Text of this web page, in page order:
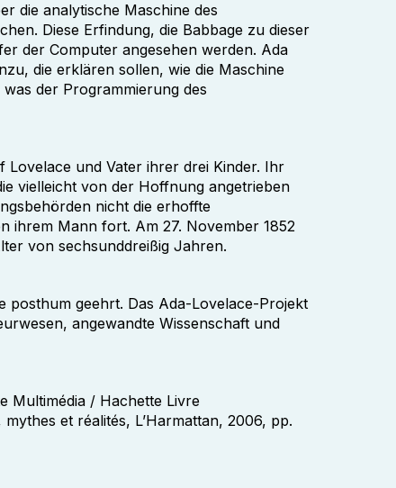
die analytische Maschine des
Diese Erfindung, die Babbage zu dieser
der Computer angesehen werden. Ada
die erklären sollen, wie die Maschine
der Programmierung des
Lovelace und Vater ihrer drei Kinder. Ihr
vielleicht von der Hoffnung angetrieben
nicht die erhoffte
ihrem Mann fort. Am 27. November 1852
von sechsunddreißig Jahren.
posthum geehrt. Das Ada-Lovelace-Projekt
angewandte Wissenschaft und
Multimédia / Hachette Livre
et réalités, L’Harmattan, 2006, pp.